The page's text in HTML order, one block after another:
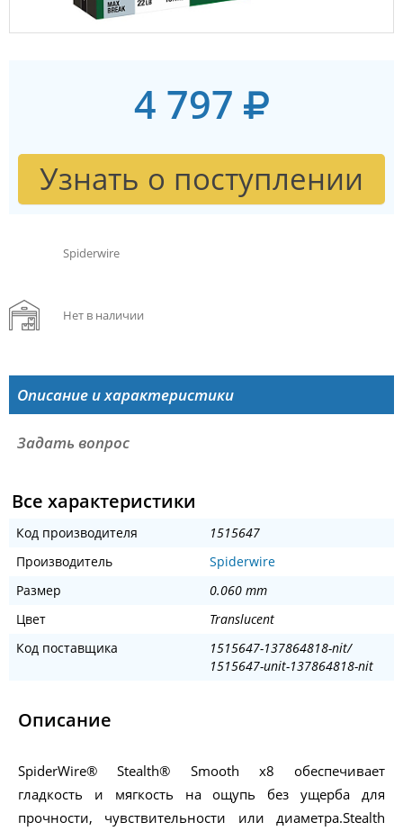
4 797
Узнать о поступлении
Spiderwire
Нет в наличии
Описание и характеристики
Задать вопрос
Все характеристики
Код производителя
1515647
Производитель
Spiderwire
Размер
0.060 mm
Цвет
Translucent
Код поставщика
1515647-137864818-nit/
1515647-unit-137864818-nit
Описание
SpiderWire® Stealth® Smooth x8 обеспечивает
гладкость и мягкость на ощупь без ущерба для
прочности, чувствительности или диаметра.Stealth